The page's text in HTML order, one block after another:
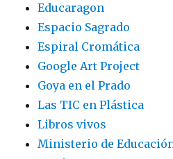
Educaragon
Espacio Sagrado
Espiral Cromática
Google Art Project
Goya en el Prado
Las TIC en Plástica
Libros vivos
Ministerio de